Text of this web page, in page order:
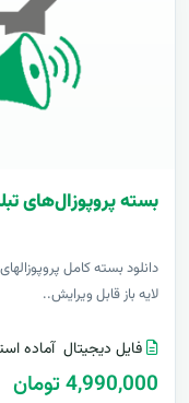
بسته پروپوزال‌های
دانلود بسته کامل
لایه باز قابل ویرایش..
فایل دیجیتال آماده
4,990,000 تومان